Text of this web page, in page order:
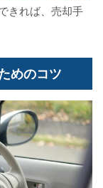
きれば、売却手
めのコツ